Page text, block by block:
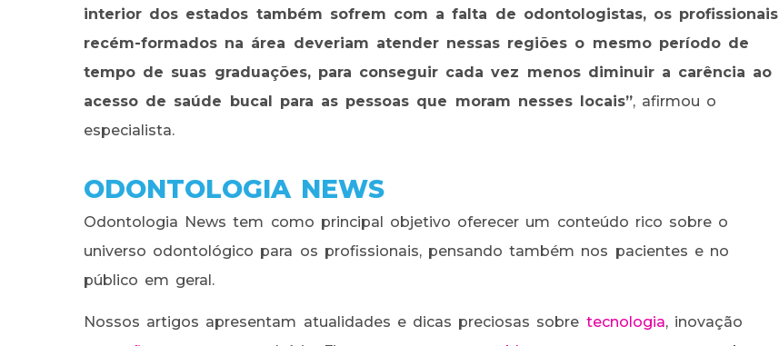
interior dos estados também sofrem com a falta de odontologistas, os profissionais
recém-formados na área deveriam atender nessas regiões o mesmo período de
tempo de suas graduações, para conseguir cada vez menos diminuir a carência ao
acesso de saúde bucal para as pessoas que moram nesses locais”, afirmou o
especialista.
ODONTOLOGIA NEWS
Odontologia News tem como principal objetivo oferecer um conteúdo rico sobre o
universo odontológico para os profissionais, pensando também nos pacientes e no
público em geral.
Nossos artigos apresentam atualidades e dicas preciosas sobre tecnologia, inovação